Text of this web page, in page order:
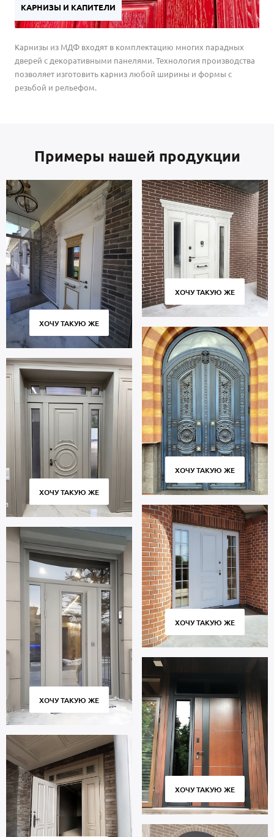
КАРНИЗЫ И КАПИТЕЛИ
Карнизы из МДФ входят в комплектацию многих парадных
дверей с декоративными панелями. Технология производства
позволяет изготовить карниз любой ширины и формы с
резьбой и рельефом.
Примеры нашей продукции
ХОЧУ ТАКУЮ ЖЕ
ХОЧУ ТАКУЮ ЖЕ
ХОЧУ ТАКУЮ ЖЕ
ХОЧУ ТАКУЮ ЖЕ
ХОЧУ ТАКУЮ ЖЕ
ХОЧУ ТАКУЮ ЖЕ
ХОЧУ ТАКУЮ ЖЕ